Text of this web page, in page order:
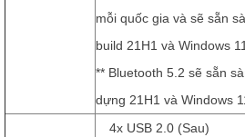
mỗi quốc gia và sẽ sẵn
build 21H1 và Windows
** Bluetooth 5.2 sẽ sẵn
dựng 21H1 và Windows
4x USB 2.0 (Sau)